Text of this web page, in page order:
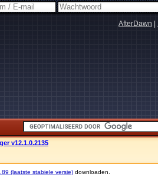
AfterDawn
v12.1.0.2135
(laatste stabiele versie) downloaden.